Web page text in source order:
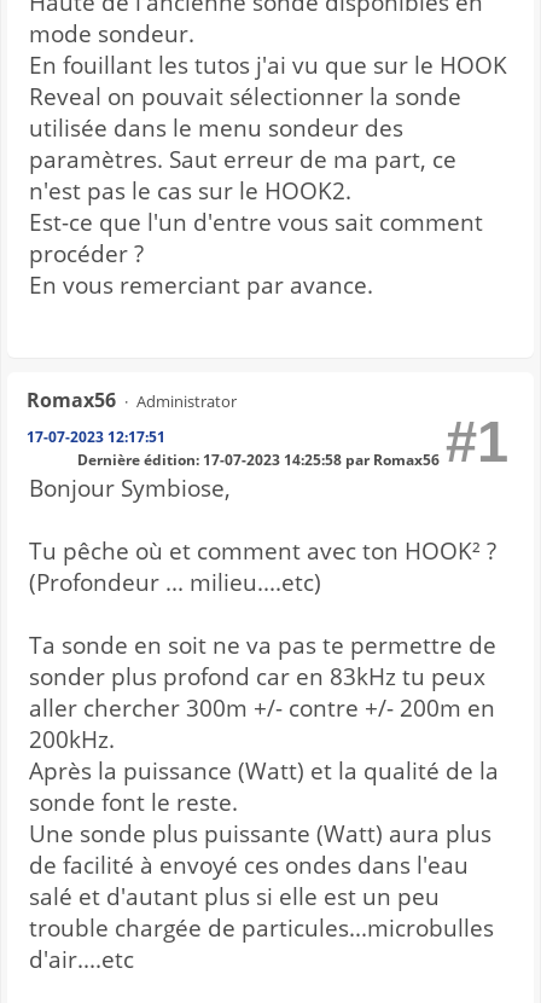
mode sondeur.
En fouillant les tutos j'ai vu que sur le HOOK
Reveal on pouvait sélectionner la sonde
utilisée dans le menu sondeur des
paramètres. Saut erreur de ma part, ce
n'est pas le cas sur le HOOK2.
Est-ce que l'un d'entre vous sait comment
procéder ?
En vous remerciant par avance.
Romax56 Administrator
17-07-2023 12:17:51 #1
Dernière édition: 17-07-2023 14:25:58 par Romax56
Bonjour Symbiose,
Tu pêche où et comment avec ton HOOK² ?
(Profondeur ... milieu....etc)
Ta sonde en soit ne va pas te permettre de
sonder plus profond car en 83kHz tu peux
aller chercher 300m +/- contre +/- 200m en
200kHz.
Après la puissance (Watt) et la qualité de la
sonde font le reste.
Une sonde plus puissante (Watt) aura plus
de facilité à envoyé ces ondes dans l'eau
salé et d'autant plus si elle est un peu
trouble chargée de particules...microbulles
d'air....etc